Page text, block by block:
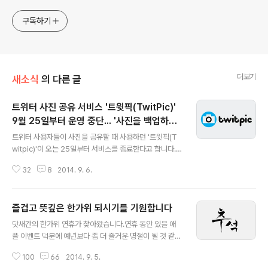
구독하기
새소식 의 다른 글 더보기
트위터 사진 공유 서비스 '트윗픽(TwitPic)'
9월 25일부터 운영 중단... '사진을 백업하는
방법'
트위터 사용자들이 사진을 공유할 때 사용하던 '트윗픽(T
witpic)'이 오는 25일부터 서비스를 종료한다고 합니다.
을 제공하지만, 이런 기능이 없었던 트위터 초창기에는 트
기본 사진 공유 서비스로의 위상을 떨쳤다고 해도 과언이
아닌데요, 그만큼 많은 트위터 유저가 애용하던 서비스였
습니다.
32 8 2014. 9. 6.
즐겁고 뜻깊은 한가위 되시기를 기원합니다
닷새간의 한가위 연휴가 찾아왔습니다.연휴 동안 있을 애
플 이벤트 덕분에 예년보다 좀 더 즐거운 명절이 될 것 같은
행복한 시간 보내시길 바라며, 연휴 뒤 더욱 밝고 환한 모습
100 66 2014. 9. 5.